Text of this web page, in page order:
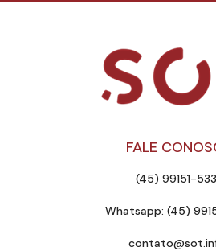
FALE
(45) 99151-
Whatsapp: (45)